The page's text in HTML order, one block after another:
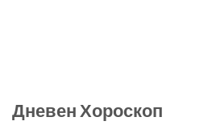
Дневен Хороскоп